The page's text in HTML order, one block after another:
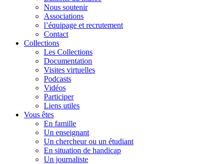
Nous soutenir
Associations
l’équipage et recrutement
Contact
Collections
Les Collections
Documentation
Visites virtuelles
Podcasts
Vidéos
Participer
Liens utiles
Vous êtes
En famille
Un enseignant
Un chercheur ou un étudiant
En situation de handicap
Un journaliste